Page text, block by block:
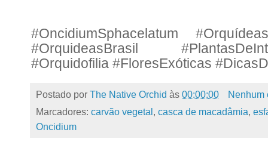
#OncidiumSphacelatum
#OrquideasBrasil
#Orquidofilia #FloresExóticas
Postado por The Native Orchid às 00:00:00
Nenhum
Marcadores: carvão vegetal , casca de macadâmia,
Oncidium